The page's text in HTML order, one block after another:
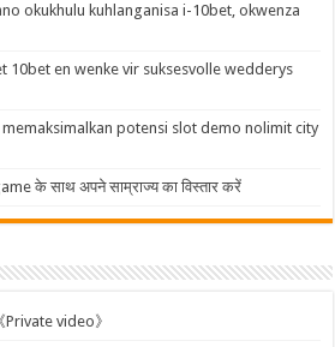
okukhulu kuhlanganisa i-10bet, okwenza
10bet en wenke vir suksesvolle wedderys
potensi slot demo nolimit city
के साथ अपने साम्राज्य का विस्तार करें
Private video》